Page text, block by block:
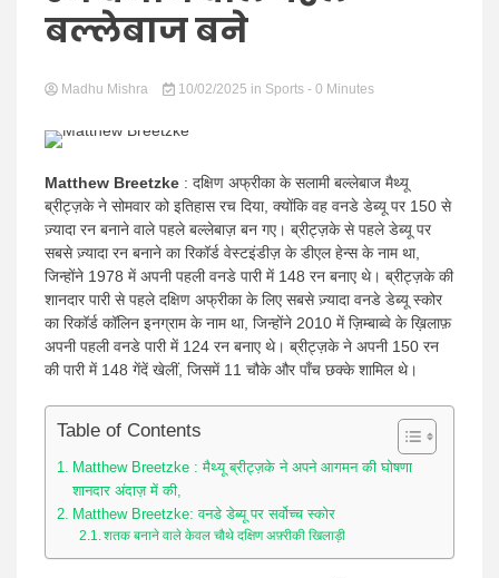
News
बल्लेबाज बने
Madhu Mishra 10/02/2025 in Sports - 0 Minutes
Matthew Breetzke : दक्षिण अफ्रीका के सलामी बल्लेबाज मैथ्यू
ब्रीट्ज़के ने सोमवार को इतिहास रच दिया, क्योंकि वह वनडे डेब्यू पर 150 से
ज़्यादा रन बनाने वाले पहले बल्लेबाज़ बन गए। ब्रीट्ज़के से पहले डेब्यू पर
सबसे ज़्यादा रन बनाने का रिकॉर्ड वेस्टइंडीज़ के डीएल हेन्स के नाम था,
जिन्होंने 1978 में अपनी पहली वनडे पारी में 148 रन बनाए थे। ब्रीट्ज़के की
शानदार पारी से पहले दक्षिण अफ्रीका के लिए सबसे ज़्यादा वनडे डेब्यू स्कोर
का रिकॉर्ड कॉलिन इनग्राम के नाम था, जिन्होंने 2010 में ज़िम्बाब्वे के ख़िलाफ़
अपनी पहली वनडे पारी में 124 रन बनाए थे। ब्रीट्ज़के ने अपनी 150 रन
की पारी में 148 गेंदें खेलीं, जिसमें 11 चौके और पाँच छक्के शामिल थे।
Table of Contents
Matthew Breetzke : मैथ्यू ब्रीट्ज़के ने अपने आगमन की घोषणा
शानदार अंदाज़ में की,
Matthew Breetzke: वनडे डेब्यू पर सर्वोच्च स्कोर
शतक बनाने वाले केवल चौथे दक्षिण अफ़्रीकी खिलाड़ी